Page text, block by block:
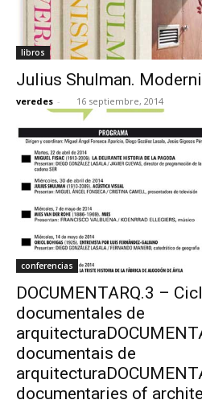
libros
Julius Shulman.
veredes - 16 septiembre, 2014
conferencias
DOCUMENTARQ.3 –
documentales de
documentais de
documentaries of